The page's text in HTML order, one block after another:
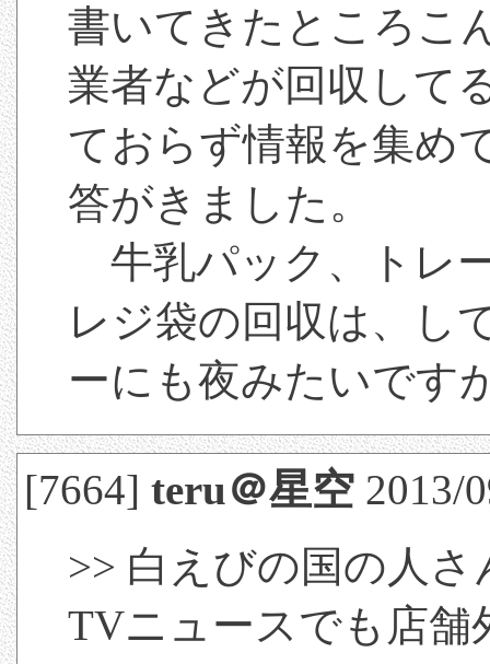
書いてきたところこ
業者などが回収して
ておらず情報を集め
答がきました。
牛乳パック、トレ
レジ袋の回収は、し
ーにも夜みたいです
[7664]teru＠星空 2013/
>> 白えびの国の人さ
TVニュースでも店舗